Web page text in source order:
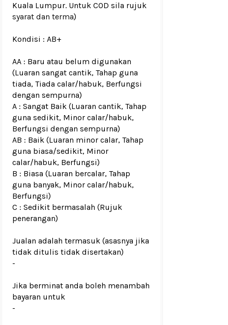
Kuala Lumpur. Untuk COD sila rujuk
syarat dan terma)
Kondisi : AB+
AA : Baru atau belum digunakan
(Luaran sangat cantik, Tahap guna
tiada, Tiada calar/habuk, Berfungsi
dengan sempurna)
A : Sangat Baik (Luaran cantik, Tahap
guna sedikit, Minor calar/habuk,
Berfungsi dengan sempurna)
AB : Baik (Luaran minor calar, Tahap
guna biasa/sedikit, Minor
calar/habuk, Berfungsi)
B : Biasa (Luaran bercalar, Tahap
guna banyak, Minor calar/habuk,
Berfungsi)
C : Sedikit bermasalah (Rujuk
penerangan)
Jualan adalah termasuk (asasnya jika
tidak ditulis tidak disertakan)
-
Jika berminat anda boleh menambah
bayaran untuk
-